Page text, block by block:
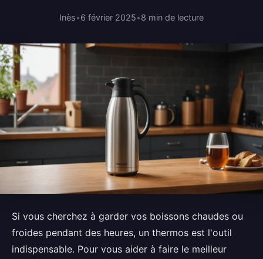
Inès•6 février 2025•8 min de lecture
Si vous cherchez à garder vos boissons chaudes ou
froides pendant des heures, un thermos est l'outil
indispensable. Pour vous aider à faire le meilleur